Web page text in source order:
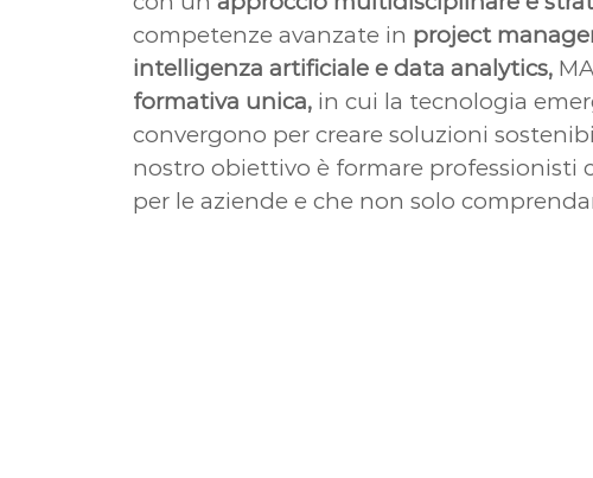
competenze avanzate in project
intelligenza artificiale e data analytics,
formativa unica, in cui la tecnologia
convergono per creare soluzioni
nostro obiettivo è formare professionisti
per le aziende e che non solo